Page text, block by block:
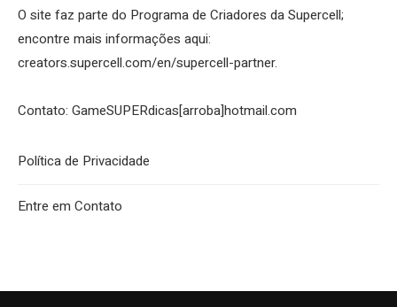
O site faz parte do Programa de Criadores da Supercell;
encontre mais informações aqui:
creators.supercell.com/en/supercell-partner.
Contato: GameSUPERdicas[arroba]hotmail.com
Política de Privacidade
Entre em Contato